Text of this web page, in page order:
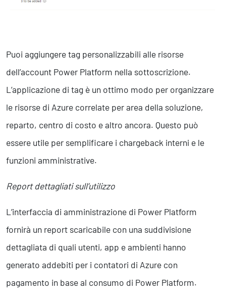
Puoi aggiungere tag personalizzabili alle risorse
dell’account Power Platform nella sottoscrizione.
L’applicazione di tag è un ottimo modo per organizzare
le risorse di Azure correlate per area della soluzione,
reparto, centro di costo e altro ancora. Questo può
essere utile per semplificare i chargeback interni e le
funzioni amministrative.
Report dettagliati sull’utilizzo
L’interfaccia di amministrazione di Power Platform
fornirà un report scaricabile con una suddivisione
dettagliata di quali utenti, app e ambienti hanno
generato addebiti per i contatori di Azure con
pagamento in base al consumo di Power Platform.